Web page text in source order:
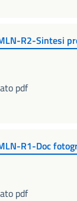
R2-Sintesi
pdf
R1-Doc
pdf